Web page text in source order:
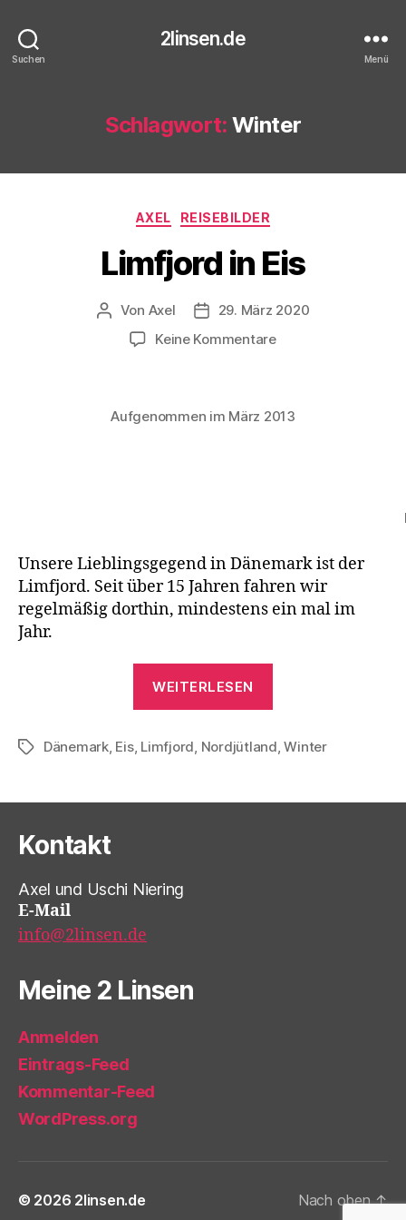
Suchen
2linsen.de
Menü
Schlagwort: Winter
Kategorien
AXEL REISEBILDER
Limfjord in Eis
Beitragsautor
Von Axel Veröffentlichungsdatum
29. März 2020
Keine Kommentarezu
Aufgenommen im März 2013
Unsere Lieblingsgegend in Dänemark ist der
Limfjord. Seit über 15 Jahren fahren wir
regelmäßig dorthin, mindestens ein mal im
Jahr.
WEITERLESEN
Schlagwörter
Dänemark, Eis, Limfjord, Nordjütland,Winter
Kontakt
Axel und Uschi Niering
E-Mail
info@2linsen.de
Meine 2 Linsen
Anmelden
Eintrags-Feed
Kommentar-Feed
WordPress.org
© 2026 2linsen.de Nach oben↑